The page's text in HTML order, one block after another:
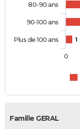
1
80-90 ans
90-100 ans
Plus de 100 ans
0
Famille GERAL